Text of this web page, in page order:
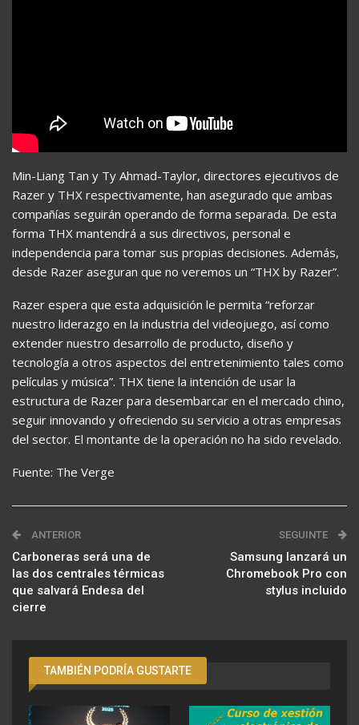
Min-Liang Tan y Ty Ahmad-Taylor, directores ejecutivos de
Razer y THX respectivamente, han asegurado que ambas
compañías seguirán operando de forma separada. De esta
forma THX mantendrá a sus directivos, personal e
independencia para tomar sus propias decisiones. Además,
desde Razer aseguran que no veremos un “THX by Razer”.
Razer espera que esta adquisición le permita “reforzar
nuestro liderazgo en la industria del videojuego, así como
extender nuestro desarrollo de producto, diseño y
tecnología a otros aspectos del entretenimiento tales como
películas y música”. THX tiene la intención de usar la
estructura de Razer para desembarcar en el mercado chino,
seguir innovando y ofreciendo su servicio a otras empresas
del sector. El montante de la operación no ha sido revelado.
Fuente: The Verge
ANTERIOR
Carboneras será una de
las dos centrales térmicas
que salvará Endesa del
cierre
SEGUINTE
Samsung lanzará un
Chromebook Pro con
stylus incluido
TAMBIÉN PODRÍA GUSTARTE